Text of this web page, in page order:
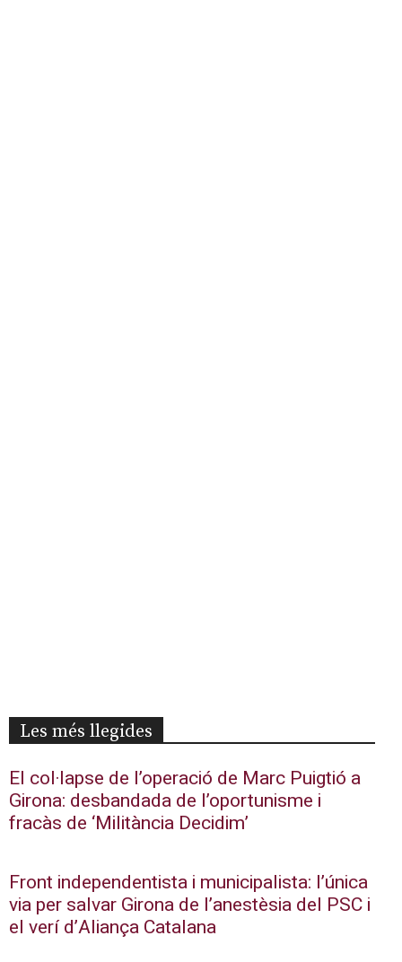
Les més llegides
El col·lapse de l’operació de Marc Puigtió a
Girona: desbandada de l’oportunisme i
fracàs de ‘Militància Decidim’
Front independentista i municipalista: l’única
via per salvar Girona de l’anestèsia del PSC i
el verí d’Aliança Catalana